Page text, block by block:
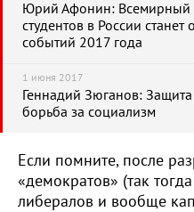
Юрий Афонин: Всемирный
студентов в России
событий 2017 года
1 июня 2017
Геннадий Зюганов:
борьба за социализм
Если помните, после
«демократов» (так
либералов и вообще